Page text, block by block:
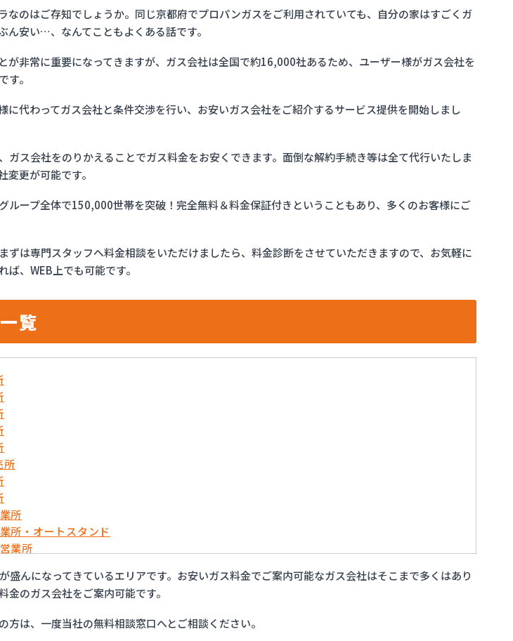
なのはご存知でしょうか。同じ京都府でプロパンガスをご利用されていても、自分の家はすごくガ
ん安い…、なんてこともよくある話です。
が非常に重要になってきますが、ガス会社は全国で約16,000社あるため、ユーザー様がガス会社を
す。
に代わってガス会社と条件交渉を行い、お安いガス会社をご紹介するサービス提供を開始しまし
ガス会社をのりかえることでガス料金をお安くできます。面倒な解約手続き等は全て代行いたしま
更が可能です。
ループ全体で150,000世帯を突破！完全無料＆料金保証付きということもあり、多くのお客様にご
ずは専門スタッフへ料金相談をいただけましたら、料金診断をさせていただきますので、お気軽に
、WEB上でも可能です。
覧
所
所
所・オートスタンド
業所
店 上鳥羽オートガススタンド
盛んになってきているエリアです。お安いガス料金でご案内可能なガス会社はそこまで多くはあり
のガス会社をご案内可能です。
は、一度当社の無料相談窓口へとご相談ください。